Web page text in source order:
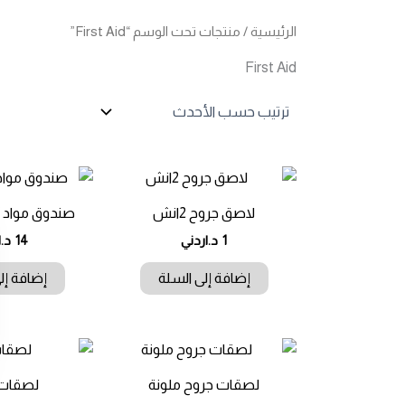
الرئيسية/ منتجات تحت الوسم “First Aid”
First Aid
لاصق جروح 2انش
1 د.اردني
إضافة إلى السلة
صندوق مواد
14
إضافة
لصقات جروح ملونة